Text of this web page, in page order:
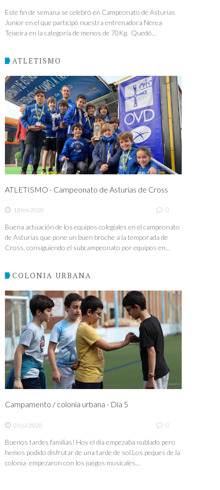
Este fin de semana se celebró en Campeonato de Asturias
Junior en el que participó nuestra entrenadora Nerea
Teixeira en la categoría de menos de 70Kg. Quedó...
ATLETISMO
ATLETISMO - Campeonato de Asturias de Cross
18 feb 2020 0
Buena actuación de los equipos colegiales en el campeonato
de Asturias que pone un buen broche a la temporada de
Cross, consiguiendo el subcampeonato por equipos en...
COLONIA URBANA
Campamento / colonia urbana - Día 5
03 jul 2020 0
Buenos tardes familias! Hoy el día empezaba nublado pero
hemos podido disfrutar de una tarde de sol.Los peques de la
colonia empezaron con los juegos musicales...